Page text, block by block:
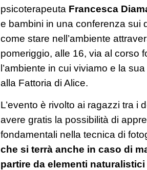
psicoterapeuta Francesca
e bambini in una conferenza sui
come stare nell’ambiente
pomeriggio, alle 16, via al corso
l’ambiente in cui viviamo e la
alla Fattoria di Alice.
L’evento è rivolto ai ragazzi tra i
avere gratis la possibilità di
fondamentali nella tecnica di
che si terrà anche in caso di
partire da elementi